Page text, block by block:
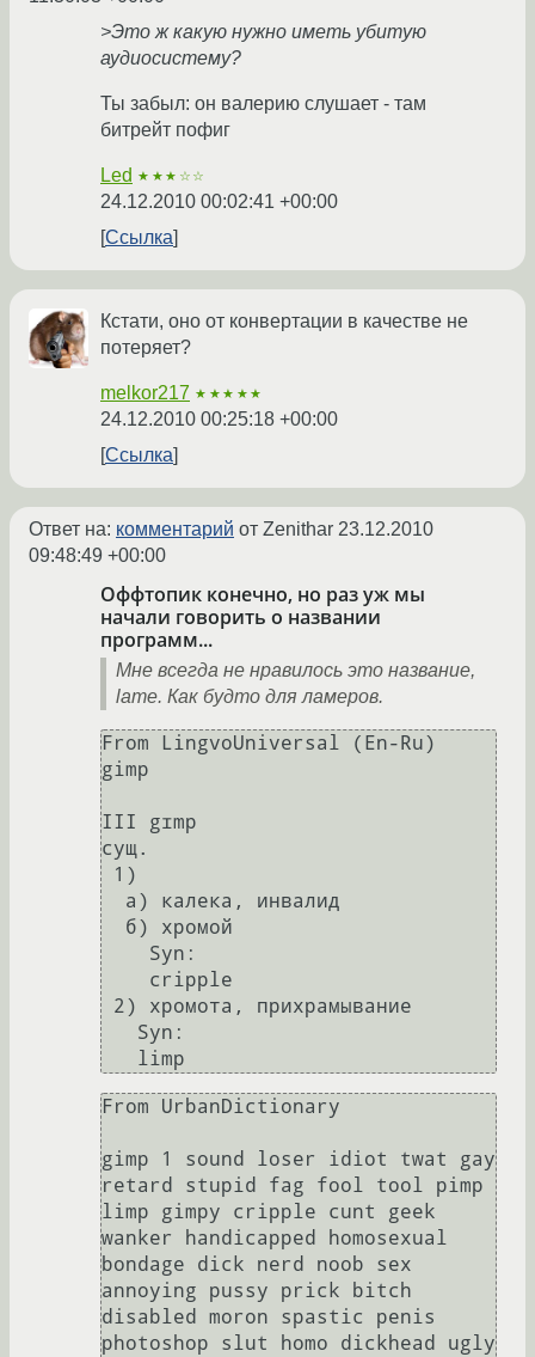
>Это ж какую нужно иметь убитую
аудиосистему?
Ты забыл: он валерию слушает - там
битрейт пофиг
Led ★★★☆☆
24.12.2010 00:02:41 +00:00
Ссылка
Кстати, оно от конвертации в качестве не
потеряет?
melkor217 ★★★★★
24.12.2010 00:25:18 +00:00
Ссылка
Ответ на: комментарий от Zenithar 23.12.2010
09:48:49 +00:00
Оффтопик конечно, но раз уж мы
начали говорить о названии
программ...
Мне всегда не нравилось это название,
lame. Как будто для ламеров.
From LingvoUniversal (En-Ru)
gimp
III gɪmp
сущ.
   limp
From UrbanDictionary
gimp 1 sound loser idiot twat gay
retard stupid fag fool tool pimp
limp gimpy cripple cunt geek
wanker handicapped homosexual
bondage dick nerd noob sex
annoying pussy prick bitch
disabled moron spastic penis
photoshop slut homo dickhead ugly